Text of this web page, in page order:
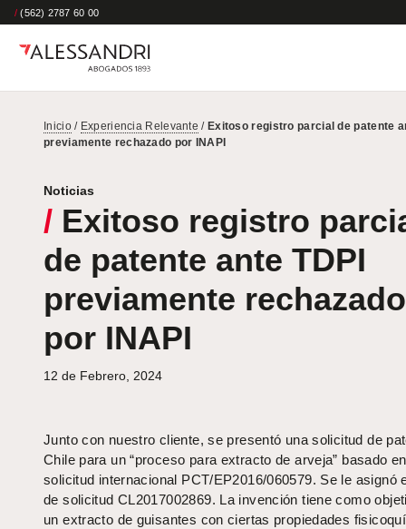
/ (562) 2787 60 00
Inicio/ Experiencia Relevante / Exitoso registro parcial de patente
previamente rechazado por INAPI
Noticias
/ Exitoso registro
de patente ante TDPI
previamente rechazado
por INAPI
12 de Febrero, 2024
Junto con nuestro cliente, se presentó una solicitud de
Chile para un “proceso para extracto de arveja” basado
solicitud internacional PCT/EP2016/060579. Se le asignó
de solicitud CL2017002869. La invención tiene como
un extracto de guisantes con ciertas propiedades